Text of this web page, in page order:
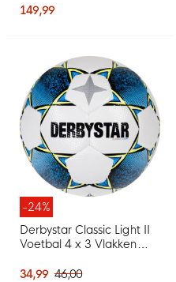
2027 Wit Zwart Multicolor
149,99
-24%
Derbystar Classic Light II
Voetbal 4 x 3 Vlakken
34,99 46,00